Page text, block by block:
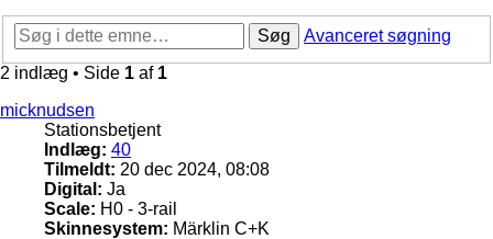
Søg
Avanceret søgning
2 indlæg • Side 1 af 1
micknudsen
Stationsbetjent
Indlæg: 40
Tilmeldt: 20 dec 2024, 08:08
Digital: Ja
Scale: H0 - 3-rail
Skinnesystem: Märklin C+K